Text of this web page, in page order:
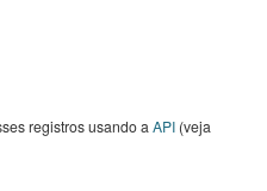
registros usando a API (veja